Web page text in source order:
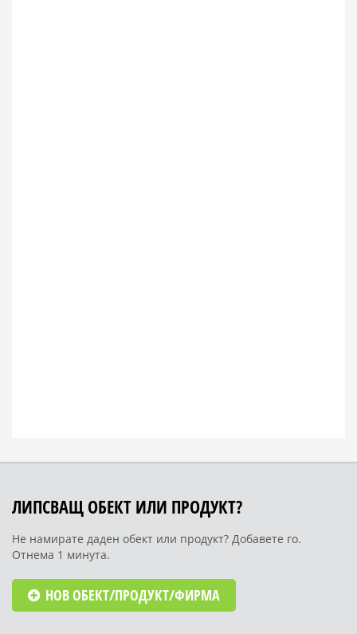
ЛИПСВАЩ ОБЕКТ ИЛИ ПРОДУКТ?
Не намирате даден обект или продукт? Добавете го.
Отнема 1 минута.
НОВ ОБЕКТ/ПРОДУКТ/ФИРМА